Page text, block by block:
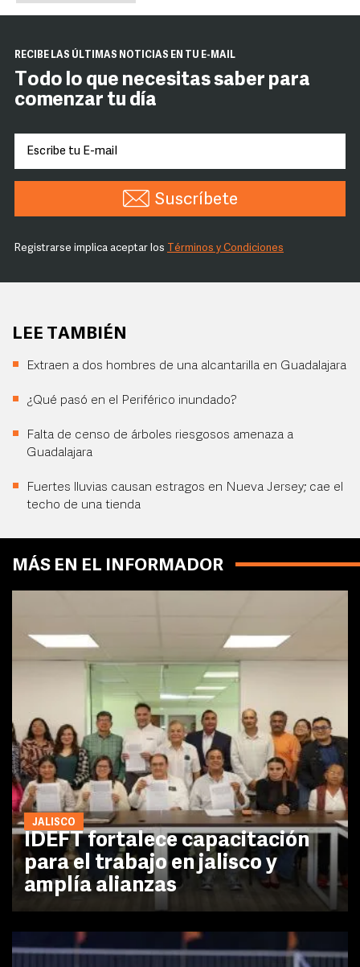
RECIBE LAS ÚLTIMAS NOTICIAS EN TU E-MAIL
Todo lo que necesitas saber para
comenzar tu día
Suscríbete
Registrarse implica aceptar los Términos y Condiciones
LEE TAMBIÉN
Extraen a dos hombres de una alcantarilla en Guadalajara
¿Qué pasó en el Periférico inundado?
Falta de censo de árboles riesgosos amenaza a
Guadalajara
Fuertes lluvias causan estragos en Nueva Jersey; cae el
techo de una tienda
MÁS EN EL INFORMADOR
JALISCO
IDEFT fortalece capacitación
para el trabajo en jalisco y
amplía alianzas